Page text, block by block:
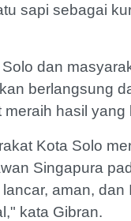
sapi sebagai
dan
berlangsung
hasil
Kota Solo
Singapura
aman, dan
kata Gibran.